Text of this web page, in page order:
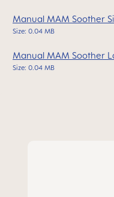
Manual MAM Soother
Size: 0.04 MB
Manual MAM Soother
Size: 0.04 MB